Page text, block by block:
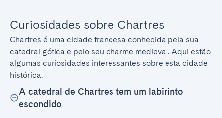
Curiosidades sobre Chartres
Chartres é uma cidade francesa conhecida pela sua
catedral gótica e pelo seu charme medieval. Aqui estão
algumas curiosidades interessantes sobre esta cidade
histórica.
A catedral de Chartres tem um labirinto
escondido